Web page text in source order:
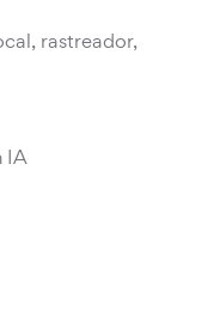
rastreador,
IA